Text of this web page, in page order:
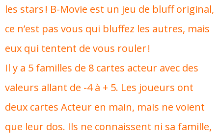
les stars ! B-Movie est un jeu de bluff original,
ce n’est pas vous qui bluffez les autres, mais
eux qui tentent de vous rouler !
Il y a 5 familles de 8 cartes acteur avec des
valeurs allant de -4 à + 5. Les joueurs ont
deux cartes Acteur en main, mais ne voient
que leur dos. Ils ne connaissent ni sa famille,